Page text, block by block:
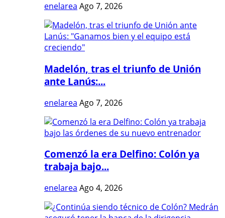
enelarea Ago 7, 2026
Madelón, tras el triunfo de Unión
ante Lanús:...
enelarea Ago 7, 2026
Comenzó la era Delfino: Colón ya
trabaja bajo...
enelarea Ago 4, 2026